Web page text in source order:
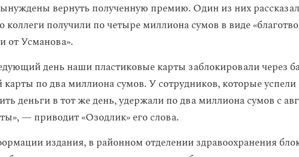
вернуть полученную премию. Один из них
коллеги получили по четыре миллиона сумов в виде
от Усманова».
день наши пластиковые карты заблокировали через
карты по два миллиона сумов. У сотрудников, которые успели
деньги в тот же день, удержали по два миллиона сумов с
— приводит «Озодлик» его слова.
издания, в районном отделении здравоохранения